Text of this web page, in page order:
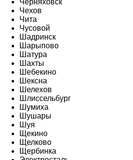
Черняховск
Чехов
Чита
Чусовой
Шадринск
Шарыпово
Шатура
Шахты
Шебекино
Шексна
Шелехов
Шлиссельбург
Шумиха
Шушары
Шуя
Щекино
Щелково
Щербинка